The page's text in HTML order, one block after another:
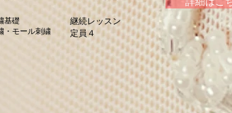
基礎
・モール刺繍
継続レッスン
​定員４